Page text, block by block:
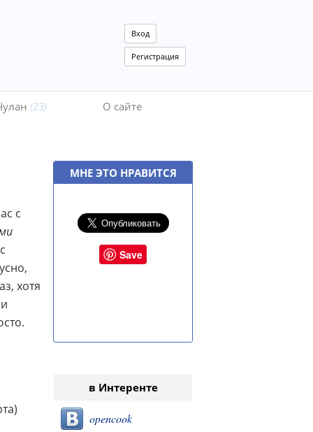
Вход
Регистрация
(23) О сайте
с
хотя
МНЕ ЭТО НРАВИТСЯ
Save
в Интеренте
opencook